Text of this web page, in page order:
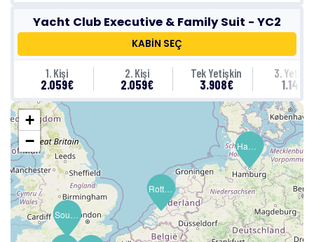
Yacht Club Executive & Family Suit - YC2
KABİN SEÇ
1. Kişi
2.059€
2. Kişi
2.059€
Tek Yetişkin
3.908€
3.
1.149€
Hamburg
Rotterdam (Amsterdam)
Southampton (Londra)
+
−